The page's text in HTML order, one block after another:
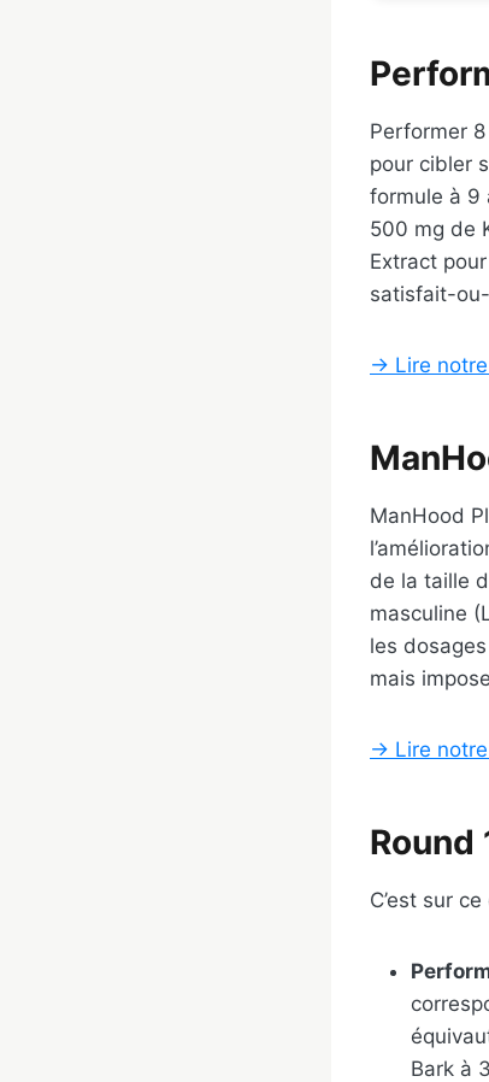
Performer
pour cibler
formule à 9
500 mg de
Extract
satisfait-
→ Lire
ManHood
de la taille
masculine
les
mais
→ Lire
Round
C’est sur
Bark à